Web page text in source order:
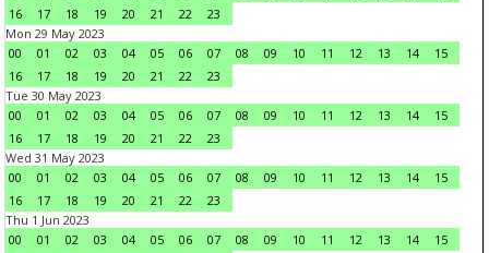
16
17 18 19 20 21 22
23
Mon 29 May 2023
00
01 02 03 04 05 06 07 08 09 10 11 12 13 14
15
16
17 18 19 20 21 22
23
Tue 30 May 2023
00
01 02 03 04 05 06 07 08 09 10 11 12 13 14
15
16
17 18 19 20 21 22
23
Wed 31 May 2023
00
01 02 03 04 05 06 07 08 09 10 11 12 13 14
15
16
17 18 19 20 21 22
23
Thu 1 Jun 2023
00
01 02 03 04 05 06 07 08 09 10 11 12 13 14
15